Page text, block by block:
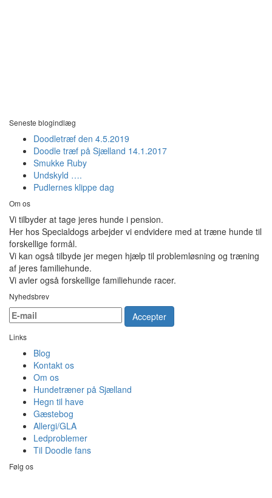
Seneste blogindlæg
Doodletræf den 4.5.2019
Doodle træf på Sjælland 14.1.2017
Smukke Ruby
Undskyld ….
Pudlernes klippe dag
Om os
Vi tilbyder at tage jeres hunde i pension.
Her hos Specialdogs arbejder vi endvidere med at træne hunde til
forskellige formål.
Vi kan også tilbyde jer megen hjælp til problemløsning og træning
af jeres familiehunde.
Vi avler også forskellige familiehunde racer.
Nyhedsbrev
Accepter
Links
Blog
Kontakt os
Om os
Hundetræner på Sjælland
Hegn til have
Gæstebog
Allergi/GLA
Ledproblemer
Til Doodle fans
Følg os